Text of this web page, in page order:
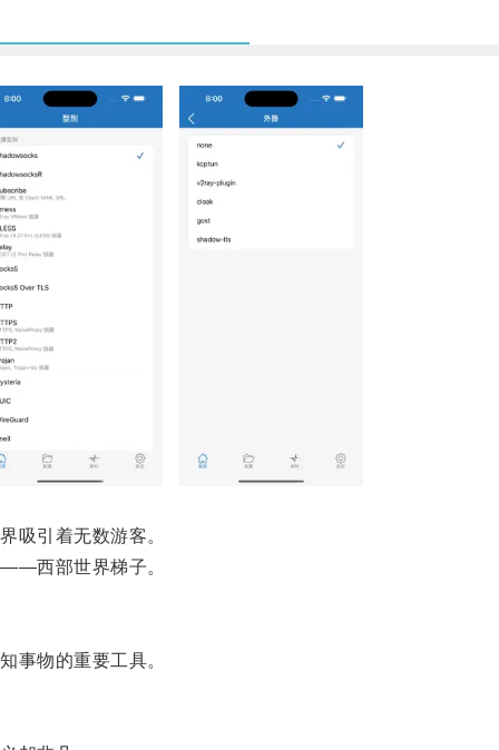
引着无数游客。
西部世界梯子。
物的重要工具。